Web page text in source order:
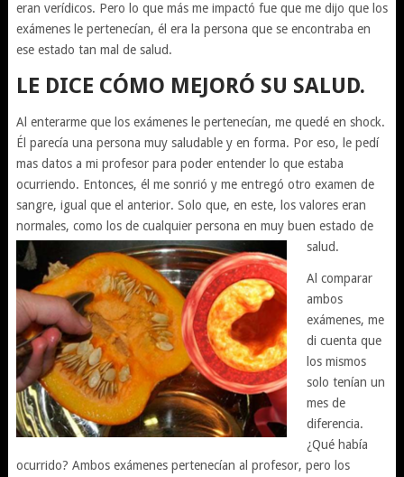
eran verídicos. Pero lo que más me impactó fue que me dijo que los
exámenes le pertenecían, él era la persona que se encontraba en
ese estado tan mal de salud.
LE DICE CÓMO MEJORÓ SU SALUD.
Al enterarme que los exámenes le pertenecían, me quedé en shock.
Él parecía una persona muy saludable y en forma. Por eso, le pedí
mas datos a mi profesor para poder entender lo que estaba
ocurriendo. Entonces, él me sonrió y me entregó otro examen de
sangre, igual que el anterior. Solo que, en este, los valores eran
normales, como los de cualquier persona en muy buen estado de
salud.
Al comparar
ambos
exámenes, me
di cuenta que
los mismos
solo tenían un
mes de
diferencia.
¿Qué había
ocurrido? Ambos exámenes pertenecían al profesor, pero los